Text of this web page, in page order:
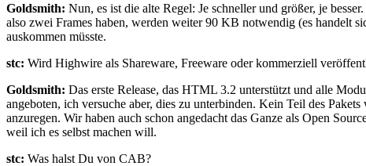
Goldsmith: Nun, es ist die alte Regel: Je schneller und größer, je
also zwei Frames haben, werden weiter 90 KB notwendig (es handelt
auskommen müsste.
stc: Wird Highwire als Shareware, Freeware oder kommerziell
Goldsmith: Das erste Release, das HTML 3.2 unterstützt und alle
angeboten, ich versuche aber, dies zu unterbinden. Kein Teil des
anzuregen. Wir haben auch schon angedacht das Ganze als Open
weil ich es selbst machen will.
stc: Was halst Du von CAB?